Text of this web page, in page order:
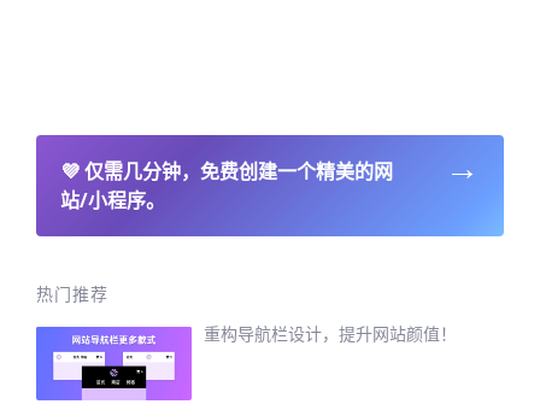
💜仅需几分钟，免费创建一个精美的网
站/小程序。
→
热门推荐
重构导航栏设计，提升网站颜值！